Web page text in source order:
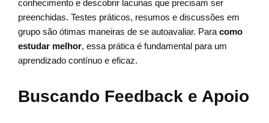
conhecimento e descobrir lacunas que precisam ser
preenchidas. Testes práticos, resumos e discussões em
grupo são ótimas maneiras de se autoavaliar. Para como
estudar melhor, essa prática é fundamental para um
aprendizado contínuo e eficaz.
Buscando Feedback e Apoio